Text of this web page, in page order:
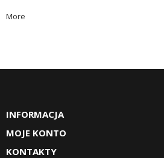
More
INFORMACJA
MOJE KONTO
KONTAKTY